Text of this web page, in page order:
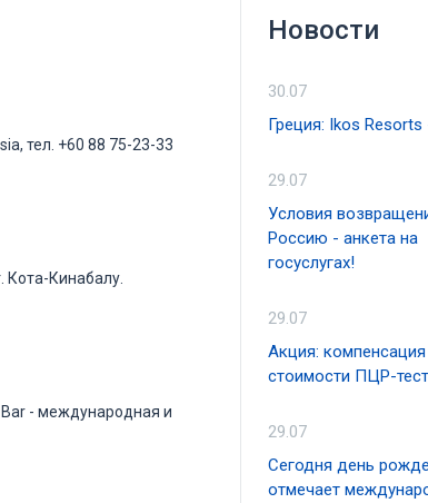
тел. +60 88 75-23-33
Кота-Кинабалу.
Bar - международная и
Новости
30.07
Греция: Ikos
29.07
Условия
Россию - анкета на
госуслугах!
29.07
Акция: компенсация
стоимости ПЦР-
29.07
Сегодня день
отмечает